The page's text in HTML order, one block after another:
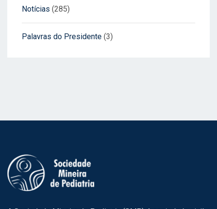
Notícias (285)
Palavras do Presidente (3)